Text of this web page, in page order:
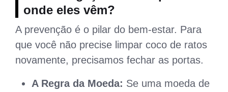
onde eles vêm?
A prevenção é o pilar do bem-estar. Para
que você não precise limpar coco de ratos
novamente, precisamos fechar as portas.
A Regra da Moeda: Se uma moeda de